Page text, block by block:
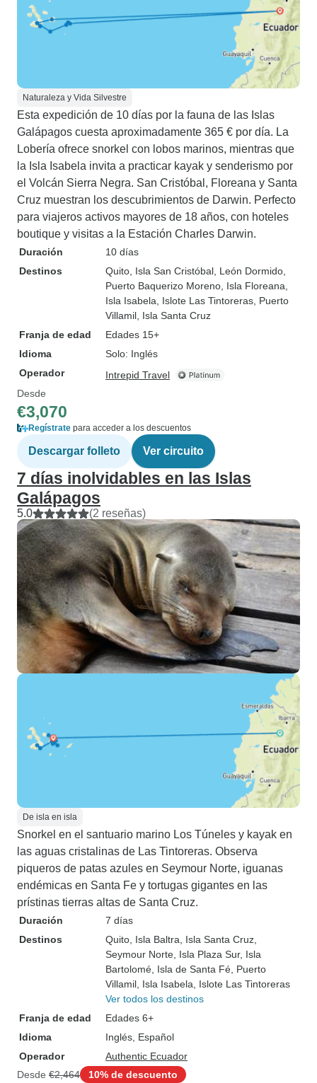
Naturaleza y Vida Silvestre
Esta expedición de 10 días por la fauna de las Islas
Galápagos cuesta aproximadamente 365 € por día. La
Lobería ofrece snorkel con lobos marinos, mientras que
la Isla Isabela invita a practicar kayak y senderismo por
el Volcán Sierra Negra. San Cristóbal, Floreana y Santa
Cruz muestran los descubrimientos de Darwin. Perfecto
para viajeros activos mayores de 18 años, con hoteles
boutique y visitas a la Estación Charles Darwin.
Duración
10 días
Destinos
Quito , Isla San Cristóbal , León Dormido
Puerto Baquerizo Moreno , Isla Floreana
Isla Isabela , Islote Las Tintoreras , Puerto
Villamil , Isla Santa Cruz
Franja de edad
Edades 15+
Idioma
Solo: Inglés
Operador
Intrepid Travel
Desde
€3,070
Regístrate para acceder a los descuentos
Descargar folleto Ver circuito
7 días inolvidables en las Islas
Galápagos
5.0 (2 reseñas)
De isla en isla
Snorkel en el santuario marino Los Túneles y kayak en
las aguas cristalinas de Las Tintoreras. Observa
piqueros de patas azules en Seymour Norte, iguanas
endémicas en Santa Fe y tortugas gigantes en las
prístinas tierras altas de Santa Cruz.
Duración
7 días
Destinos
Quito , Isla Baltra , Isla Santa Cruz
Seymour Norte , Isla Plaza Sur, Isla
Bartolomé , Isla de Santa Fé , Puerto
Villamil , Isla Isabela , Islote Las Tintoreras
Ver todos los destinos
Franja de edad
Edades 6+
Idioma
Inglés, Español
Operador
Authentic Ecuador
Desde €2,464 10% de descuento